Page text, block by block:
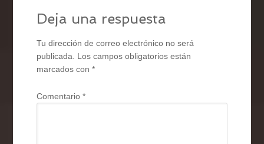
Deja una respuesta
Tu dirección de correo electrónico no será
publicada.
Los campos obligatorios están
marcados con*
Comentario*